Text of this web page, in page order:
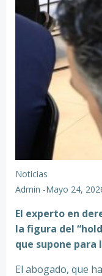
Noticias
Admin -Mayo 24,
El experto en
la figura del
que supone para
El abogado, que